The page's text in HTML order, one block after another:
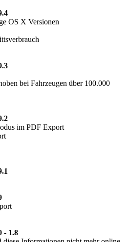
OS X Versionen
bei Fahrzeugen über 100.000
im PDF Export
- 1.8